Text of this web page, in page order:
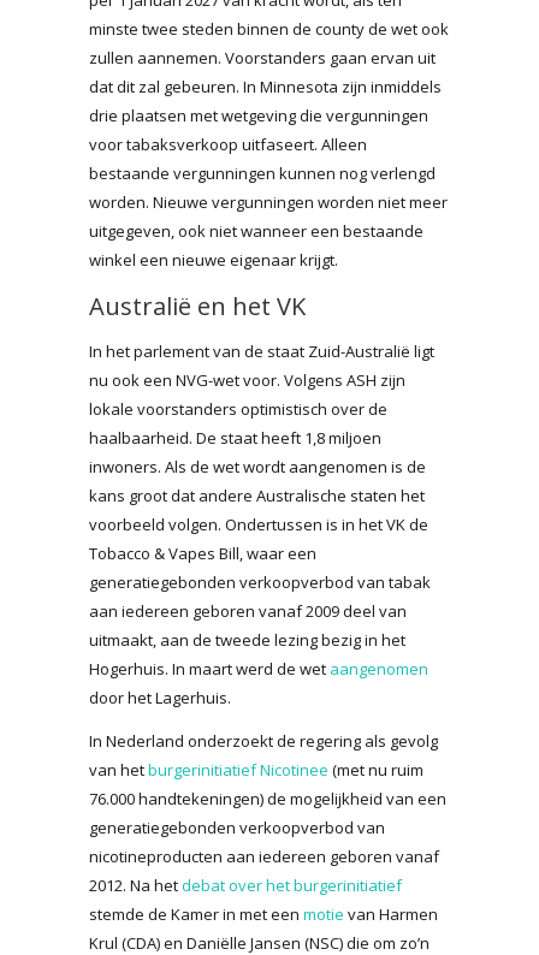
minste twee steden binnen de county de wet ook
zullen aannemen. Voorstanders gaan ervan uit
dat dit zal gebeuren. In Minnesota zijn inmiddels
drie plaatsen met wetgeving die vergunningen
voor tabaksverkoop uitfaseert. Alleen
bestaande vergunningen kunnen nog verlengd
worden. Nieuwe vergunningen worden niet meer
uitgegeven, ook niet wanneer een bestaande
winkel een nieuwe eigenaar krijgt.
Australië en het VK
In het parlement van de staat Zuid-Australië ligt
nu ook een NVG-wet voor. Volgens ASH zijn
lokale voorstanders optimistisch over de
haalbaarheid. De staat heeft 1,8 miljoen
inwoners. Als de wet wordt aangenomen is de
kans groot dat andere Australische staten het
voorbeeld volgen. Ondertussen is in het VK de
Tobacco & Vapes Bill, waar een
generatiegebonden verkoopverbod van tabak
aan iedereen geboren vanaf 2009 deel van
uitmaakt, aan de tweede lezing bezig in het
Hogerhuis. In maart werd de wet aangenomen
door het Lagerhuis.
In Nederland onderzoekt de regering als gevolg
van hetburgerinitiatief Nicotinee (met nu ruim
76.000 handtekeningen) de mogelijkheid van een
generatiegebonden verkoopverbod van
nicotineproducten aan iedereen geboren vanaf
2012. Na hetdebat over het burgerinitiatief
stemde de Kamer in met een motie van Harmen
Krul (CDA) en Daniëlle Jansen (NSC) die om zo’n